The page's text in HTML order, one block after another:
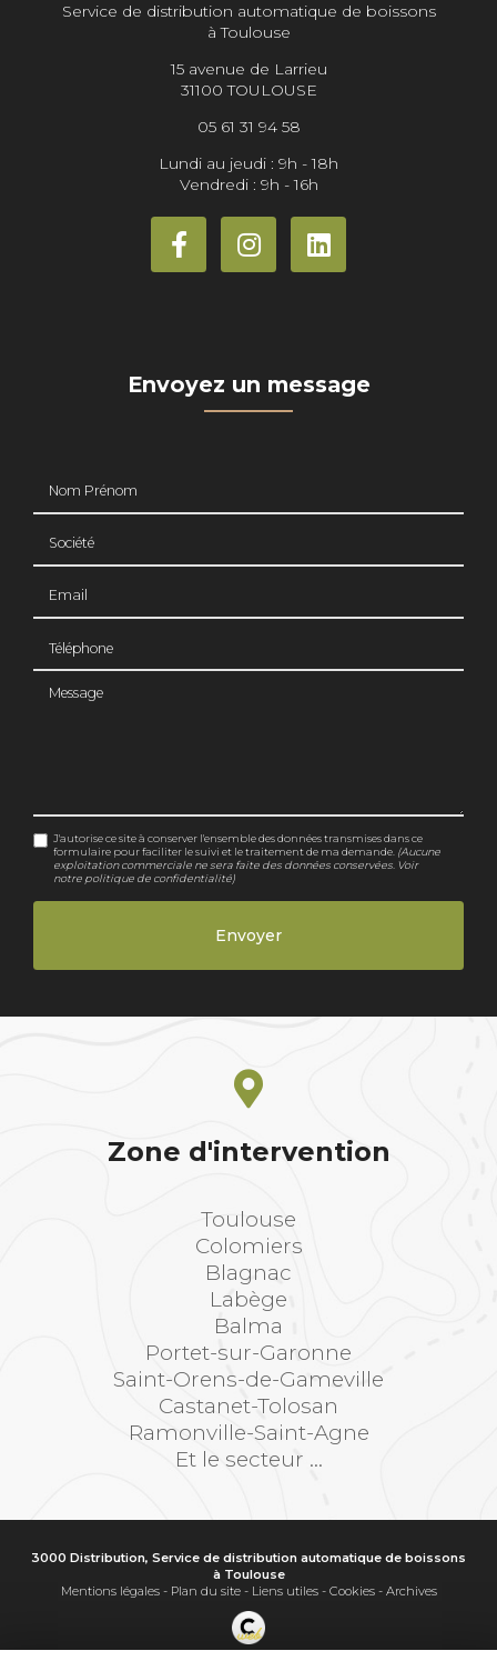
Service de distribution automatique de boissons
à Toulouse
15 avenue de Larrieu
31100 TOULOUSE
05 61 31 94 58
Lundi au jeudi : 9h - 18h
Vendredi : 9h - 16h
Envoyez un message
Message
J'autorise ce site à conserver l'ensemble des données transmises dans ce
formulaire pour faciliter le suivi et le traitement de ma demande. (Aucune
exploitation commerciale ne sera faite des données conservées. Voir
notre politique de confidentialité)
Zone d'intervention
Toulouse
Colomiers
Blagnac
Labège
Balma
Portet-sur-Garonne
Saint-Orens-de-Gameville
Castanet-Tolosan
Ramonville-Saint-Agne
Et le secteur ...
3000 Distribution, Service de distribution automatique de boissons
à Toulouse
Mentions légales- Plan du site- Liens utiles- Cookies- Archives